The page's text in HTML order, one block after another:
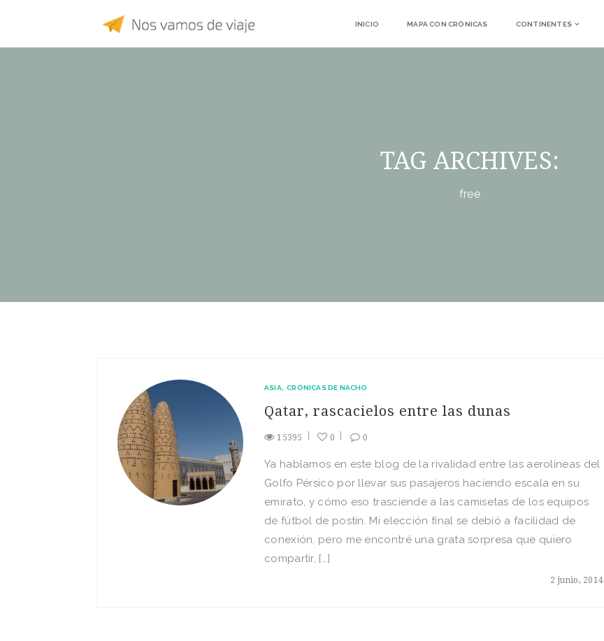
INICIO MAPA CON CRÓNICAS CONTINENTES
TAG ARCHIVES:
free
ASIA CRÓNICAS DE NACHO
Qatar, rascacielos entre las dunas
15395 0 0
2 junio, 2014
Ya hablamos en este blog de la rivalidad entre las aerolíneas del
Golfo Pérsico por llevar sus pasajeros haciendo escala en su
emirato, y cómo eso trasciende a las camisetas de los equipos
de fútbol de postín. Mi elección final se debió a facilidad de
conexión, pero me encontré una grata sorpresa que quiero
compartir, […]